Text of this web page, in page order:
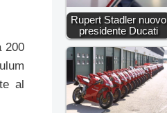
200
al
Rupert Stadler nuovo
presidente Ducati